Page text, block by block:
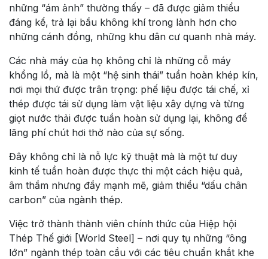
những “ám ảnh” thường thấy – đã được giảm thiểu
đáng kể, trả lại bầu không khí trong lành hơn cho
những cánh đồng, những khu dân cư quanh nhà máy.
Các nhà máy của họ không chỉ là những cỗ máy
khổng lồ, mà là một “hệ sinh thái” tuần hoàn khép kín,
nơi mọi thứ được trân trọng: phế liệu được tái chế, xỉ
thép được tái sử dụng làm vật liệu xây dựng và từng
giọt nước thải được tuần hoàn sử dụng lại, không để
lãng phí chút hơi thở nào của sự sống.
Đây không chỉ là nỗ lực kỹ thuật mà là một tư duy
kinh tế tuần hoàn được thực thi một cách hiệu quả,
âm thầm nhưng đầy mạnh mẽ, giảm thiểu “dấu chân
carbon” của ngành thép.
Việc trở thành thành viên chính thức của Hiệp hội
Thép Thế giới [World Steel] – nơi quy tụ những “ông
lớn” ngành thép toàn cầu với các tiêu chuẩn khắt khe